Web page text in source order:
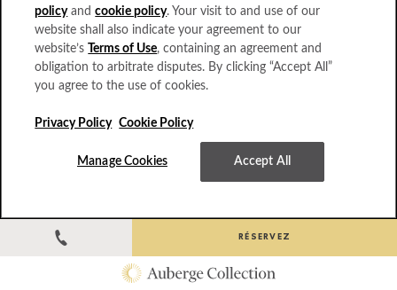
RÉSERVEZ
policyandcookie policy. Your visit to and use of our
website shall also indicate your agreement to our
website’s
Terms of Use, containing an agreement and
obligation to arbitrate disputes. By clicking “Accept All”
you agree to the use of cookies.
Privacy Policy Cookie Policy
Manage Cookies Accept All